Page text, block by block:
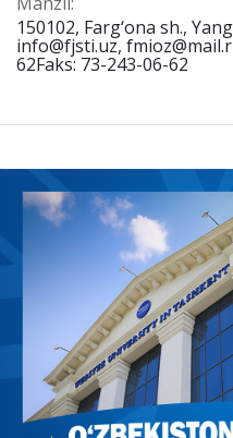
150102, Farg‘ona sh.,
info@fjsti.uz,
62Faks: 73-243-06-62